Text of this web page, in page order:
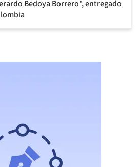
Bedoya Borrero", entregado